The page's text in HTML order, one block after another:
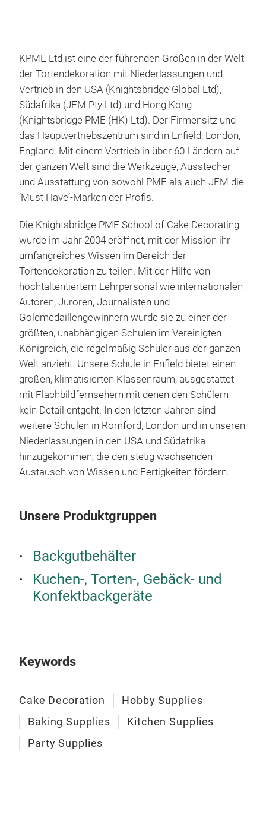
KPME Ltd ist eine der führenden Größen in der Welt
der Tortendekoration mit Niederlassungen und
Vertrieb in den USA (Knightsbridge Global Ltd),
Südafrika (JEM Pty Ltd) und Hong Kong
(Knightsbridge PME (HK) Ltd). Der Firmensitz und
das Hauptvertriebszentrum sind in Enfield, London,
England. Mit einem Vertrieb in über 60 Ländern auf
der ganzen Welt sind die Werkzeuge, Ausstecher
und Ausstattung von sowohl PME als auch JEM die
‘Must Have‘-Marken der Profis.
Die Knightsbridge PME School of Cake Decorating
wurde im Jahr 2004 eröffnet, mit der Mission ihr
umfangreiches Wissen im Bereich der
Tortendekoration zu teilen. Mit der Hilfe von
hochtaltentiertem Lehrpersonal wie internationalen
Autoren, Juroren, Journalisten und
Goldmedaillengewinnern wurde sie zu einer der
größten, unabhängigen Schulen im Vereinigten
Königreich, die regelmäßig Schüler aus der ganzen
Welt anzieht. Unsere Schule in Enfield bietet einen
großen, klimatisierten Klassenraum, ausgestattet
mit Flachbildfernsehern mit denen den Schülern
kein Detail entgeht. In den letzten Jahren sind
weitere Schulen in Romford, London und in unseren
Niederlassungen in den USA und Südafrika
hinzugekommen, die den stetig wachsenden
Austausch von Wissen und Fertigkeiten fördern.
Unsere Produktgruppen
Backgutbehälter
Kuchen-, Torten-, Gebäck- und
Konfektbackgeräte
Keywords
Cake Decoration
Hobby Supplies
Baking Supplies
Kitchen Supplies
Party Supplies